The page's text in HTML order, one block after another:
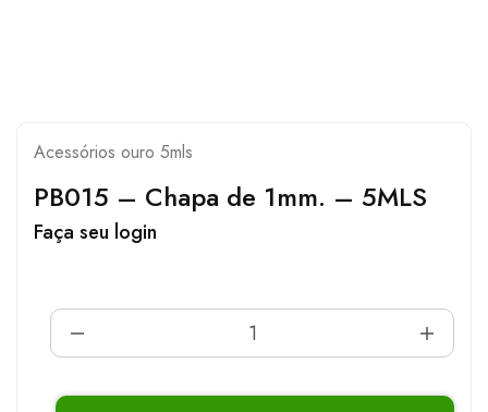
Acessórios ouro 5mls
PB015 – Chapa de 1mm. – 5MLS
Faça seu login